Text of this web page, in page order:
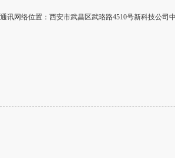
通讯网络位置：西安市武昌区武珞路4510号新科技公司